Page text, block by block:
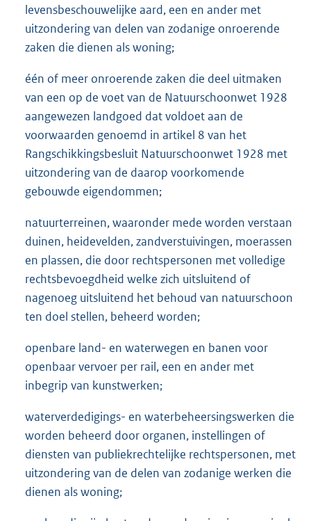
levensbeschouwelijke aard, een en ander met
uitzondering van delen van zodanige onroerende
zaken die dienen als woning;
één of meer onroerende zaken die deel uitmaken
van een op de voet van de Natuurschoonwet 1928
aangewezen landgoed dat voldoet aan de
voorwaarden genoemd in artikel 8 van het
Rangschikkingsbesluit Natuurschoonwet 1928 met
uitzondering van de daarop voorkomende
gebouwde eigendommen;
natuurterreinen, waaronder mede worden verstaan
duinen, heidevelden, zandverstuivingen, moerassen
en plassen, die door rechtspersonen met volledige
rechtsbevoegdheid welke zich uitsluitend of
nagenoeg uitsluitend het behoud van natuurschoon
ten doel stellen, beheerd worden;
openbare land- en waterwegen en banen voor
openbaar vervoer per rail, een en ander met
inbegrip van kunstwerken;
waterverdedigings- en waterbeheersingswerken die
worden beheerd door organen, instellingen of
diensten van publiekrechtelijke rechtspersonen, met
uitzondering van de delen van zodanige werken die
dienen als woning;